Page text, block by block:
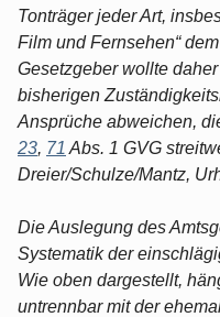
Tonträger jeder Art,
Film und Fernsehen“
Gesetzgeber wollte
bisherigen
Ansprüche abweichen,
23, 71 Abs. 1 GVG
Dreier/Schulze/Mantz,
Die Auslegung des
Systematik der
Wie oben dargestellt,
untrennbar mit der